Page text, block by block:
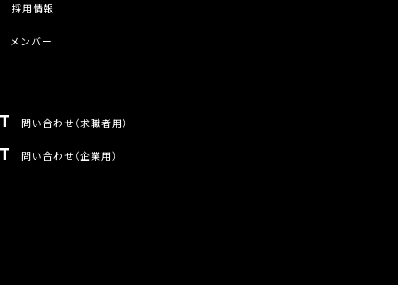
採用情報
メンバー
問い合わせ（求職者用）
問い合わせ（企業用）